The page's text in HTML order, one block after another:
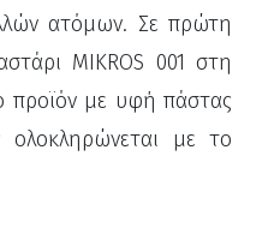
ατόμων. Σε πρώτη
MIKROS 001 στη
προϊόν με υφή πάστας
ολοκληρώνεται με το